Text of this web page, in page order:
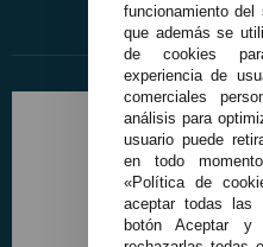
funcionamiento
que además se
de cookies
experiencia de
comerciales
análisis para
usuario puede
en todo
«Política de
aceptar todas las
botón Aceptar y